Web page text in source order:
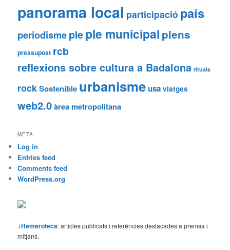
panorama local participació país
periodismepleple municipal plens
pressupost rcb
reflexions sobre cultura a Badalona rituals
rockSostenible urbanismeusa viatges
web2.0àrea metropolitana
META
Log in
Entries feed
Comments feed
WordPress.org
+Hemeroteca: articles publicats i referències destacades a premsa i
mitjans.